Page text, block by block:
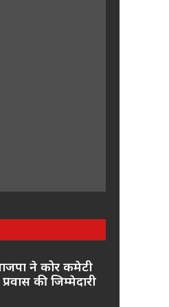
ने कोर कमेटी
की जिम्मेदारी